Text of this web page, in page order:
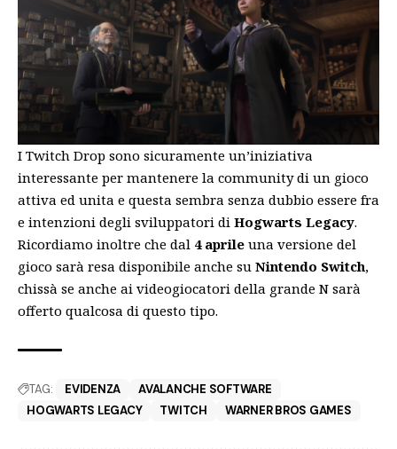
I Twitch Drop sono sicuramente un’iniziativa
interessante per mantenere la community di un gioco
attiva ed unita e questa sembra senza dubbio essere fra
e intenzioni degli sviluppatori di Hogwarts Legacy.
Ricordiamo inoltre che dal 4 aprile una versione del
gioco sarà resa disponibile anche su Nintendo Switch,
chissà se anche ai videogiocatori della grande N sarà
offerto qualcosa di questo tipo.
TAG: EVIDENZA
AVALANCHE SOFTWARE
HOGWARTS LEGACY
TWITCH WARNER BROS GAMES